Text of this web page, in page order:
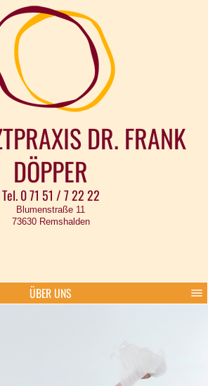
DR. FRANK
DÖPPER
Tel. 0 71 51 / 7 22 22
Blumenstraße 11
73630 Remshalden
ÜBER UNS